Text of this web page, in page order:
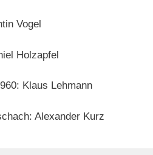
Vogel
Holzapfel
Klaus Lehmann
Alexander Kurz